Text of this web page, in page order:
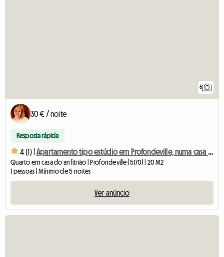
6
30 € / noite
Resposta rápida
4 (1) | Apartamento tipo estúdio em Profondeville, numa casa independente.
Quarto em casa do anfitrião | Profondeville (5170) | 20 M2
1 pessoas | Mínimo de 5 noites
Ver anúncio